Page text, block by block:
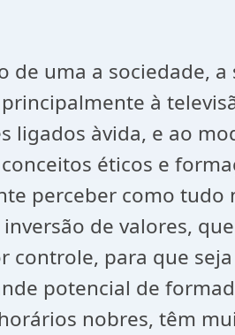
uma a sociedade,
à
àvida, e ao
éticos e
perceber como tudo
de valores,
controle, para que
potencial de
nobres, têm